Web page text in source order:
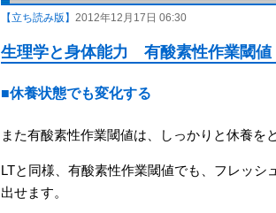
【立ち読み版】 2012年12月17日 06:30
生理学と身体能力 有酸素性作業閾値
■休養状態でも変化する
また有酸素性作業閾値は、しっかりと休養を
LTと同様、有酸素性作業閾値でも、フレッ
出せます。